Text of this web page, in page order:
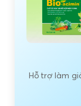
Hỗ trợ làm